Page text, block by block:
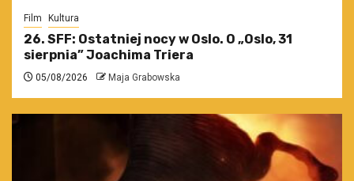
Film Kultura
26. SFF: Ostatniej nocy w Oslo. O „Oslo, 31
sierpnia” Joachima Triera
05/08/2026 Maja Grabowska